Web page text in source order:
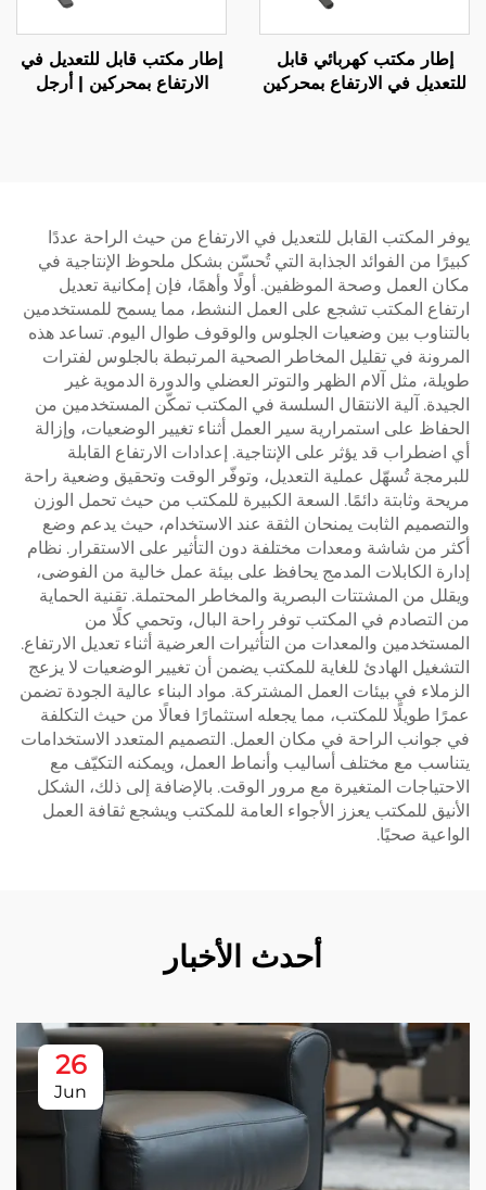
إطار مكتب كهربائي قابل
للتعديل في الارتفاع بمحركين
إطار مكتب قابل للتعديل في
الارتفاع بمحركين | أرجل
يوفر المكتب القابل للتعديل في الارتفاع من حيث الراحة عددًا
كبيرًا من الفوائد الجذابة التي تُحسّن بشكل ملحوظ الإنتاجية في
مكان العمل وصحة الموظفين. أولًا وأهمًا، فإن إمكانية تعديل
ارتفاع المكتب تشجع على العمل النشط، مما يسمح للمستخدمين
بالتناوب بين وضعيات الجلوس والوقوف طوال اليوم. تساعد هذه
المرونة في تقليل المخاطر الصحية المرتبطة بالجلوس لفترات
طويلة، مثل آلام الظهر والتوتر العضلي والدورة الدموية غير
الجيدة. آلية الانتقال السلسة في المكتب تمكّن المستخدمين من
الحفاظ على استمرارية سير العمل أثناء تغيير الوضعيات، وإزالة
أي اضطراب قد يؤثر على الإنتاجية. إعدادات الارتفاع القابلة
للبرمجة تُسهّل عملية التعديل، وتوفّر الوقت وتحقيق وضعية راحة
مريحة وثابتة دائمًا. السعة الكبيرة للمكتب من حيث تحمل الوزن
والتصميم الثابت يمنحان الثقة عند الاستخدام، حيث يدعم وضع
أكثر من شاشة ومعدات مختلفة دون التأثير على الاستقرار. نظام
إدارة الكابلات المدمج يحافظ على بيئة عمل خالية من الفوضى،
ويقلل من المشتتات البصرية والمخاطر المحتملة. تقنية الحماية
من التصادم في المكتب توفر راحة البال، وتحمي كلًا من
المستخدمين والمعدات من التأثيرات العرضية أثناء تعديل الارتفاع.
التشغيل الهادئ للغاية للمكتب يضمن أن تغيير الوضعيات لا يزعج
الزملاء في بيئات العمل المشتركة. مواد البناء عالية الجودة تضمن
عمرًا طويلًا للمكتب، مما يجعله استثمارًا فعالًا من حيث التكلفة
في جوانب الراحة في مكان العمل. التصميم المتعدد الاستخدامات
يتناسب مع مختلف أساليب وأنماط العمل، ويمكنه التكيّف مع
الاحتياجات المتغيرة مع مرور الوقت. بالإضافة إلى ذلك، الشكل
الأنيق للمكتب يعزز الأجواء العامة للمكتب ويشجع ثقافة العمل
الواعية صحيًا.
أحدث الأخبار
26
Jun